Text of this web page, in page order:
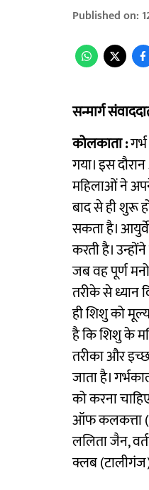
Published on:
सन्मार्ग
कोलकाता :
गया। इस
महिलाओं ने
बाद से ही शुरू
सकता है।
करती है।
जब वह पूर्ण
तरीके से ध्यान
ही शिशु को
है कि शिशु के
तरीका और
जाता है।
को करना
ऑफ कलकत्ता
ललिता जैन,
क्लब (टालीगंज)